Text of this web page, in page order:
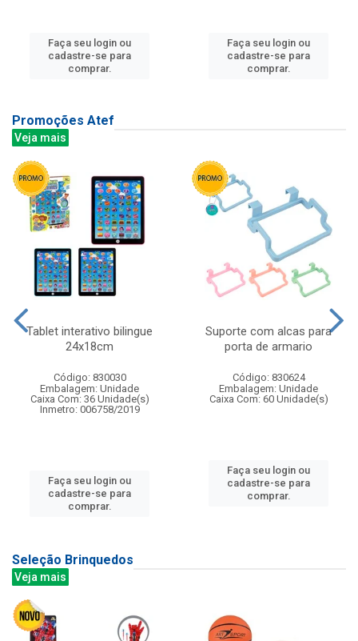
Faça seu login ou
cadastre-se para
comprar.
Faça seu login ou
cadastre-se para
comprar.
Promoções Atef
Veja mais
Tablet interativo bilingue
24x18cm
Código: 830030
Embalagem: Unidade
Caixa Com: 36 Unidade(s)
Inmetro: 006758/2019
Faça seu login ou
cadastre-se para
comprar.
Suporte com alcas para
porta de armario
Código: 830624
Embalagem: Unidade
Caixa Com: 60 Unidade(s)
Faça seu login ou
cadastre-se para
comprar.
Seleção Brinquedos
Veja mais